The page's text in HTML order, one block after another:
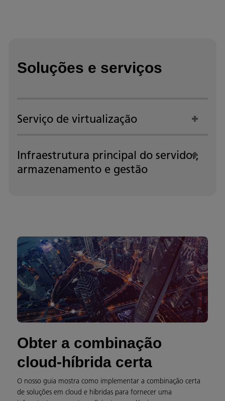
Soluções e serviços
Serviço de virtualização
Infraestrutura principal do servidor,
armazenamento e gestão
Obter a combinação
cloud-híbrida certa
O nosso guia mostra como implementar a combinação certa
de soluções em cloud e híbridas para fornecer uma